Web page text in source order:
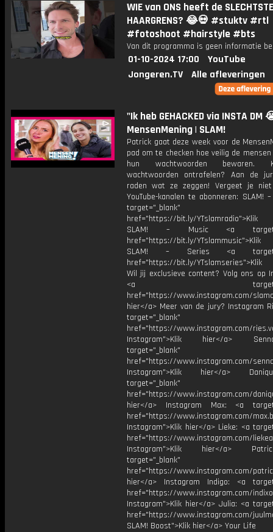
WIE van ONS heeft de SLECHTSTE
HAARGRENS? 😂💀 #stuktv #rtl
#fotoshoot #hairstyle #bts
Van dit programma is geen informatie
01-10-2024 17:00
YouTube
Jongeren.TV
Alle afleveringen
"Ik heb GEHACKED via INSTA DM
MensenMening | SLAM!
Patrick gaat deze week voor de
pad om te checken hoe veilig de
hun wachtwoorden bewaren.
wachtwoorden ontrafelen? Aan de
raden wat ze zeggen! Vergeet je
YouTube-kanalen te abonneren: SLAM!
target="_blank"
href="https://bit.ly/
SLAM! – Music <a
href="https://bit.ly/
SLAM! – Series <a
href="https://bit.ly/
Wil jij exclusieve content? Volg ons op
<a
href="https://www.instagram.com/
hier</a> Meer van de jury? Instagram
target="_blank"
href="https://www.instagram.com/
Instagram">Klik hier</a>
target="_blank"
href="https://www.instagram.com/
Instagram">Klik hier</a>
target="_blank"
href="https://www.instagram.com/
hier</a> Instagram Max: <a
href="https://www.instagram.com/
Instagram">Klik hier</a> Lieke: <a
href="https://www.instagram.com/
Instagram">Klik hier</a>
target="_blank"
href="https://www.instagram.com/
hier</a> Instagram Indigo: <a
href="https://www.instagram.com/
Instagram">Klik hier</a> Julia: <a
href="https://www.instagram.com/
SLAM! Boost">Klik hier</a> Your Life